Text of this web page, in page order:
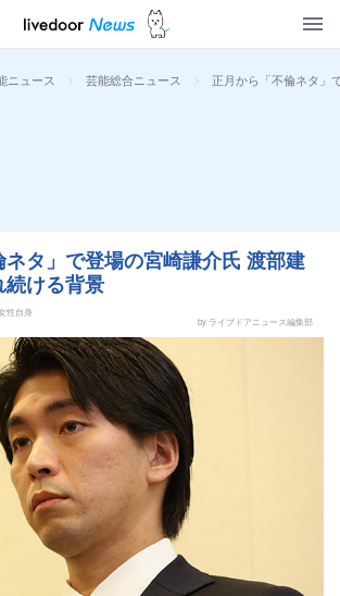
ニュース > 芸能総合ニュース > 正月から「不倫ネタ」
タ」で登場の宮崎謙介氏 渡部建
続ける背景
性自身
by ライブドアニュース編集部